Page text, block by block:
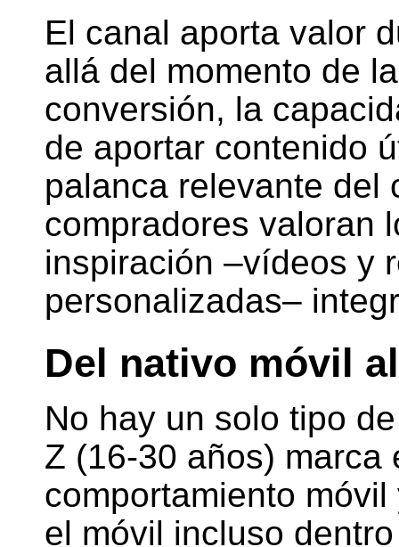
El canal aporta valor
allá del momento de
conversión, la
de aportar contenido
palanca relevante del
compradores valoran
inspiración –vídeos y
personalizadas–
Del nativo móvil
No hay un solo tipo
Z (16-30 años) marca
comportamiento
el móvil incluso